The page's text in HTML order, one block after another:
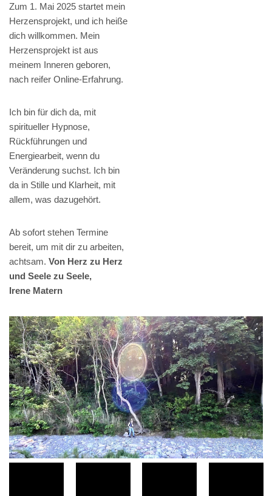
Zum 1. Mai 2025 startet mein
Herzensprojekt, und ich heiße
dich willkommen. Mein
Herzensprojekt ist aus
meinem Inneren geboren,
nach reifer Online-Erfahrung.
Ich bin für dich da, mit
spiritueller Hypnose,
Rückführungen und
Energiearbeit, wenn du
Veränderung suchst. Ich bin
da in Stille und Klarheit, mit
allem, was dazugehört.
Ab sofort stehen Termine
bereit, um mit dir zu arbeiten,
achtsam. Von Herz zu Herz
und Seele zu Seele,
Irene Matern